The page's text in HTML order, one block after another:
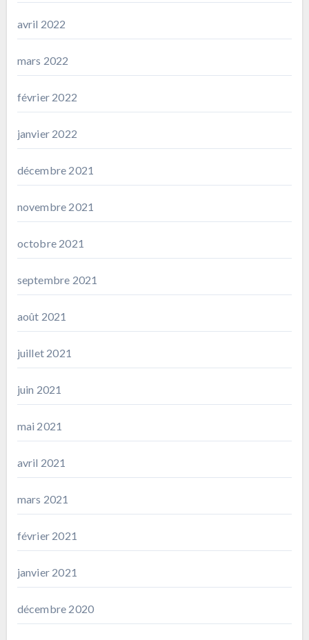
avril 2022
mars 2022
février 2022
janvier 2022
décembre 2021
novembre 2021
octobre 2021
septembre 2021
août 2021
juillet 2021
juin 2021
mai 2021
avril 2021
mars 2021
février 2021
janvier 2021
décembre 2020